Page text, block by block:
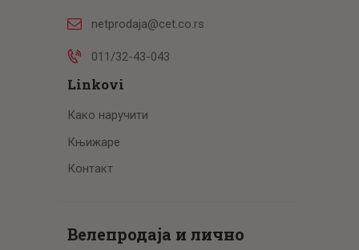
netprodaja@cet.co.rs
011/32-43-043
Linkovi
Како наручити
Књижаре
Контакт
Велепродаја и лично